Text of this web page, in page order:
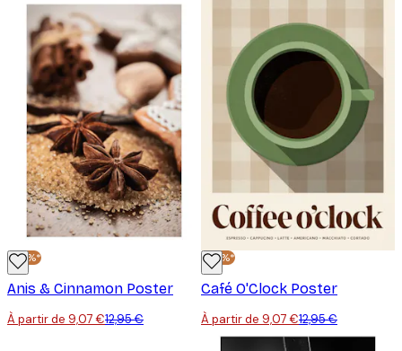
-30%*
Anis & Cinnamon Poster
À partir de 9,07 €12,95 €
-30%*
Café O'Clock Poster
À partir de 9,07 €12,95 €